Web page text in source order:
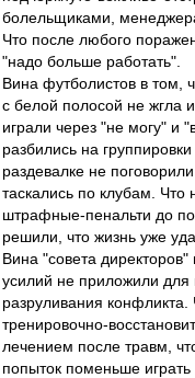
болельщиками,
Что после любого
"надо больше работать".
Вина футболистов в том,
с белой полосой не жгла
играли через "не могу" и
разбились на
раздевалке не
таскались по клубам. Что
штрафные-пенальти до
решили, что жизнь уже
Вина "совета директоров"
усилий не приложили для
разруливания конфликта.
тренировочно-
лечением после травм,
попыток поменьше играть